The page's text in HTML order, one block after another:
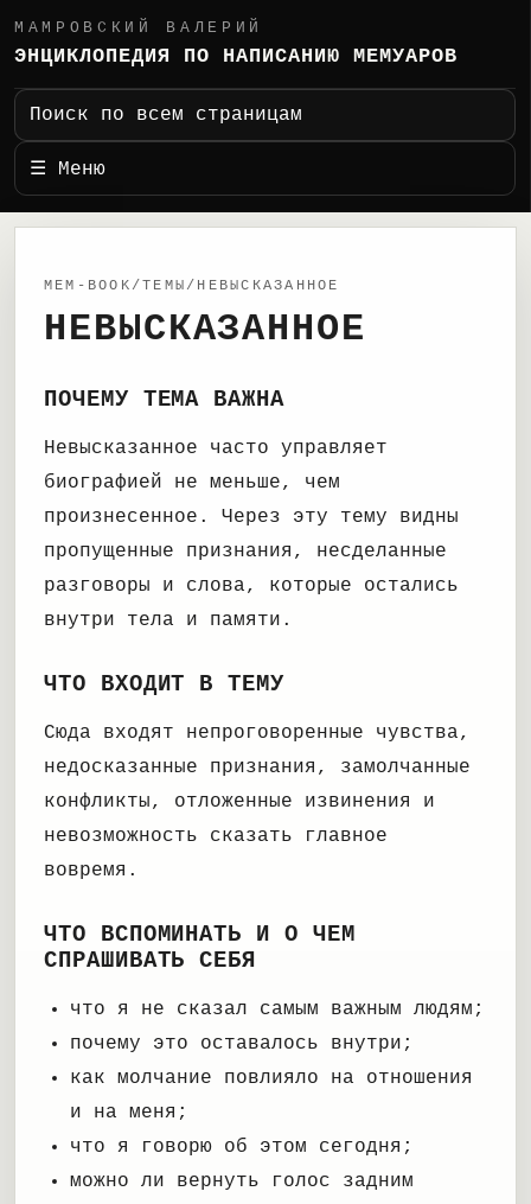
МАМРОВСКИЙ ВАЛЕРИЙ
ЭНЦИКЛОПЕДИЯ ПО НАПИСАНИЮ МЕМУАРОВ
Поиск по всем страницам
☰ Меню
MEM-BOOK/ТЕМЫ/НЕВЫСКАЗАННОЕ
НЕВЫСКАЗАННОЕ
ПОЧЕМУ ТЕМА ВАЖНА
Невысказанное часто управляет
биографией не меньше, чем
произнесенное. Через эту тему видны
пропущенные признания, несделанные
разговоры и слова, которые остались
внутри тела и памяти.
ЧТО ВХОДИТ В ТЕМУ
Сюда входят непроговоренные чувства,
недосказанные признания, замолчанные
конфликты, отложенные извинения и
невозможность сказать главное
вовремя.
ЧТО ВСПОМИНАТЬ И О ЧЕМ
СПРАШИВАТЬ СЕБЯ
что я не сказал самым важным людям;
почему это оставалось внутри;
как молчание повлияло на отношения
и на меня;
что я говорю об этом сегодня;
можно ли вернуть голос задним